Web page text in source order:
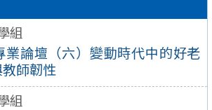
組
業論壇（六）變動時代中的好老
師韌性
組